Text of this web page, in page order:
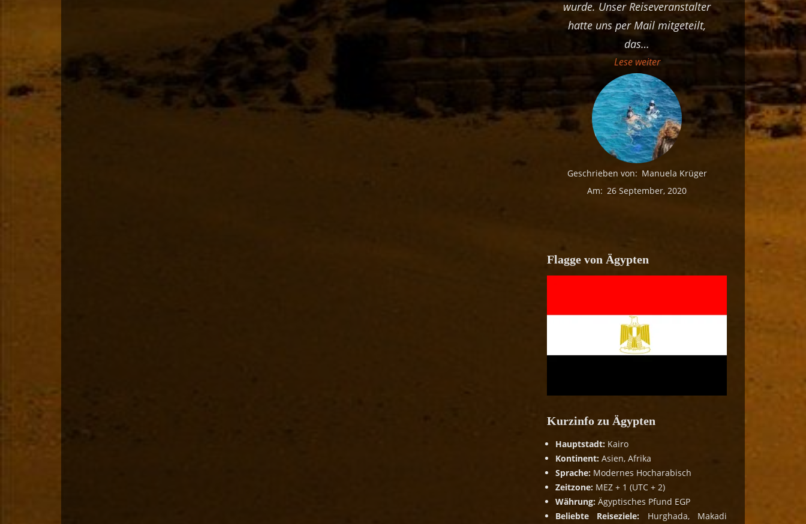
wurde. Unser Reiseveranstalter
hatte uns per Mail mitgeteilt,
das…
Lese weiter„Unsere Ägypten Reise 2020 fällt
Geschrieben von: Manuela Krüger
Am: 26 September, 2020
Flagge von Ägypten
Kurzinfo zu Ägypten
Hauptstadt: Kairo
Kontinent: Asien, Afrika
Sprache: Modernes Hocharabisch
Zeitzone: MEZ + 1 (UTC + 2)
Währung: Ägyptisches Pfund EGP
Beliebte Reiseziele: Hurghada, Makadi